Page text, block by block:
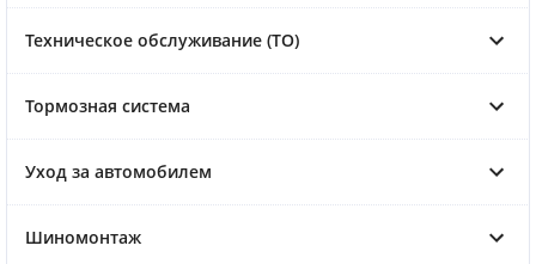
Техническое обслуживание (ТО)
Тормозная система
Уход за автомобилем
Шиномонтаж